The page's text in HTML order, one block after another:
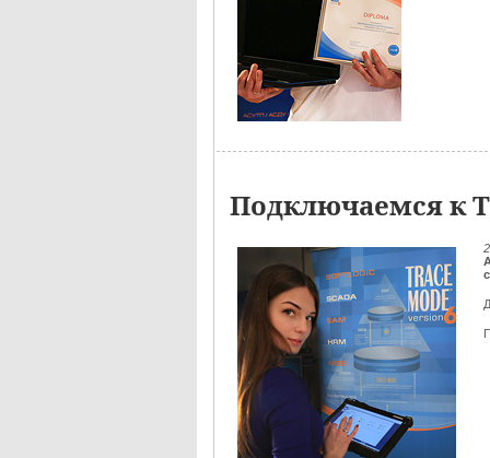
Подключаемся к